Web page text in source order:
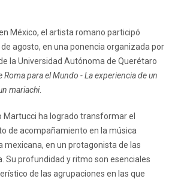
México, el artista romano participó
agosto, en una ponencia organizada por
la Universidad Autónoma de Querétaro
Roma para el Mundo - La experiencia de un
mariachi.
Martucci ha logrado transformar el
de acompañamiento en la música
mexicana, en un protagonista de las
Su profundidad y ritmo son esenciales
de las agrupaciones en las que